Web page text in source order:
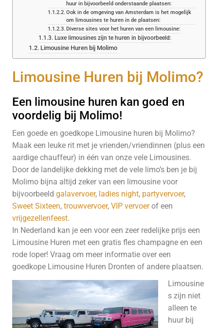
huur in bijvoorbeeld onderstaande plaatsen:
Ook in de omgeving van Amsterdam is het mogelijk
om limousines te huren in de plaatsen:
Diverse sites voor het huren van een limousine:
Luxe limousines zijn te huren in bijvoorbeeld:
Limousine Huren bij Molimo
Limousine Huren bij Molimo?
Een limousine huren kan goed en
voordelig bij Molimo!
Een goede en goedkope Limousine huren bij Molimo?
Maak een leuke rit met je vrienden/vriendinnen (plus een
aardige chauffeur) in één van onze vele Limousines.
Door de landelijke dekking met de vele limo’s ben je bij
Molimo bijna altijd zeker van een limousine voor
bijvoorbeeld galavervoer, ladies night, partyvervoer,
Sweet Sixteen, trouwvervoer, VIP vervoerof een
vrijgezellenfeest.
In Nederland kan je een voor een zeer redelijke prijs een
Limousine Huren met een gratis fles champagne en een
rode loper! Vraag om meer informatie over een
goedkope Limousine Huren Dronten of andere plaatsen.
Limousine
s zijn niet
alleen te
huur bij